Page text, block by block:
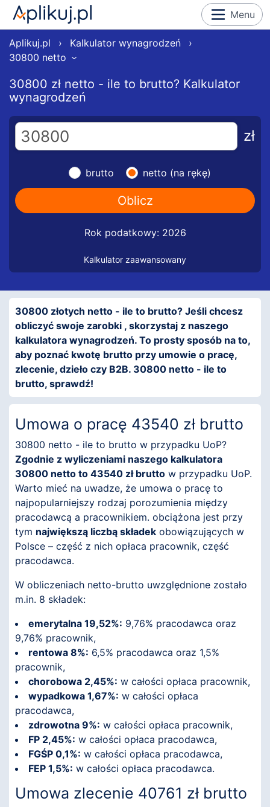
Menu
Aplikuj.pl › Kalkulator wynagrodzeń
›
30800 netto
›
30800 zł netto - ile to brutto? Kalkulator
wynagrodzeń
zł
brutto netto (na rękę)
Rok podatkowy: 2026
Kalkulator zaawansowany
30800 złotych netto - ile to brutto? Jeśli chcesz
obliczyć swoje zarobki , skorzystaj z naszego
kalkulatora wynagrodzeń. To prosty sposób na to,
aby poznać kwotę brutto przy umowie o pracę,
zlecenie, dzieło czy B2B. 30800 netto - ile to
brutto, sprawdź!
Umowa o pracę 43540 zł brutto
30800 netto - ile to brutto w przypadku UoP?
Zgodnie z wyliczeniami naszego kalkulatora
30800 netto to 43540 zł brutto w przypadku UoP.
Warto mieć na uwadze, że umowa o pracę to
najpopularniejszy rodzaj porozumienia między
pracodawcą a pracownikiem. obciążona jest przy
tym największą liczbą składek obowiązujących w
Polsce – część z nich opłaca pracownik, część
pracodawca.
W obliczeniach netto-brutto uwzględnione zostało
m.in. 8 składek:
emerytalna 19,52%: 9,76% pracodawca oraz
9,76% pracownik,
rentowa 8%: 6,5% pracodawca oraz 1,5%
pracownik,
chorobowa 2,45%: w całości opłaca pracownik,
wypadkowa 1,67%: w całości opłaca
pracodawca,
zdrowotna 9%: w całości opłaca pracownik,
FP 2,45%: w całości opłaca pracodawca,
FGŚP 0,1%: w całości opłaca pracodawca,
FEP 1,5%: w całości opłaca pracodawca.
Umowa zlecenie 40761 zł brutto